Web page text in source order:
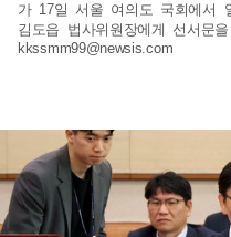
가 17일 서울 여의도 국회에서
김도읍 법사위원장에게 선서문
kkssmm99@newsis.com